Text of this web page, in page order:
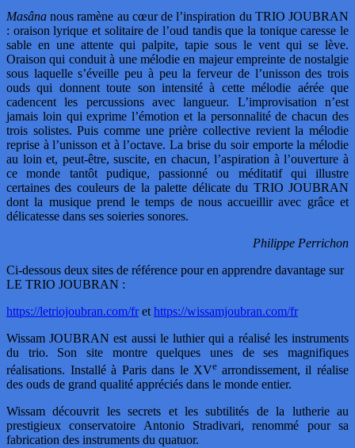
Masâna nous ramène au cœur de l’inspiration du TRIO JOUBRAN
: oraison lyrique et solitaire de l’oud tandis que la tonique caresse le
sable en une attente qui palpite, tapie sous le vent qui se lève.
Oraison qui conduit à une mélodie en majeur empreinte de nostalgie
sous laquelle s’éveille peu à peu la ferveur de l’unisson des trois
ouds qui donnent toute son intensité à cette mélodie aérée que
cadencent les percussions avec langueur. L’improvisation n’est
jamais loin qui exprime l’émotion et la personnalité de chacun des
trois solistes. Puis comme une prière collective revient la mélodie
reprise à l’unisson et à l’octave. La brise du soir emporte la mélodie
au loin et, peut-être, suscite, en chacun, l’aspiration à l’ouverture à
ce monde tantôt pudique, passionné ou méditatif qui illustre
certaines des couleurs de la palette délicate du TRIO JOUBRAN
dont la musique prend le temps de nous accueillir avec grâce et
délicatesse dans ses soieries sonores.
Philippe Perrichon
Ci-dessous deux sites de référence pour en apprendre davantage sur
LE TRIO JOUBRAN :
https://letriojoubran.com/fr et https://wissamjoubran.com/fr
Wissam JOUBRAN est aussi le luthier qui a réalisé les instruments
du trio. Son site montre quelques unes de ses magnifiques
réalisations. Installé à Paris dans le XVe arrondissement, il réalise
des ouds de grand qualité appréciés dans le monde entier.
Wissam découvrit les secrets et les subtilités de la lutherie au
prestigieux conservatoire Antonio Stradivari, renommé pour sa
fabrication des instruments du quatuor.